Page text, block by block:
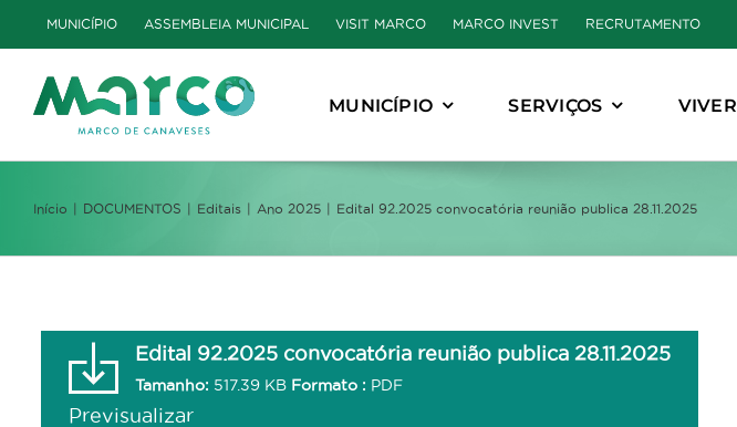
to
content
MUNICÍPIO ASSEMBLEIA MUNICIPAL VISIT MARCO MARCO INVEST RECRUTAMENTO
MUNICÍPIO SERVIÇOS VIVER
Início DOCUMENTOS Editais Ano 2025 Edital 92.2025 convocatória reunião publica 28.11.2025
Edital 92.2025 convocatória reunião publica 28.11.2025
Tamanho: 517.39 KB Formato : PDF
Previsualizar